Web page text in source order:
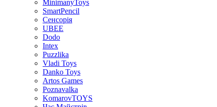
MinimanyToys
SmartPencil
Сенсорія
UBEE
Dodo
Intex
Puzzlika
Vladi Toys
Danko Toys
Artos Games
Poznavalka
KomarovTOYS